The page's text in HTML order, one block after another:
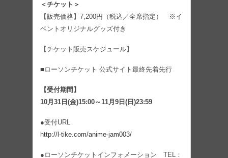
＜チケット＞
【販売価格】7,200円（税込／全席指定） ※イ
ベントオリジナルグッズ付き
【チケット販売スケジュール】
■ローソンチケット 公式サイト最終先着先行
【受付期間】
10月31日(金)15:00～11月9日(日)23:59
●受付URL
http://l-tike.com/anime-jam003/
●ローソンチケットインフォメーション TEL：